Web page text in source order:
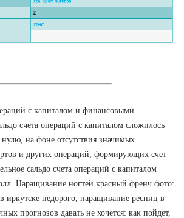
с капиталом и финансовыми
счета операций с капиталом сложилось
на фоне отсутствия значимых
и других операций, формирующих счет
сальдо счета операций с капиталом
Наращивание ногтей красный френч фото:
иркутске недорого, наращивание ресниц в
прогнозов давать не хочется: как пойдет,